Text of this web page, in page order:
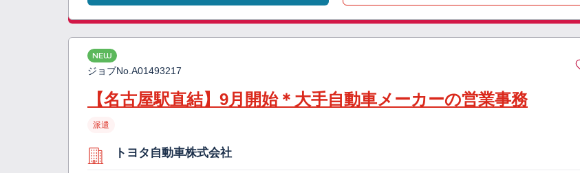
NEW
ジョブNo. A01493217
【名古屋駅直結】9月開始＊大手自動車メーカーの営業事務
派遣
トヨタ自動車株式会社